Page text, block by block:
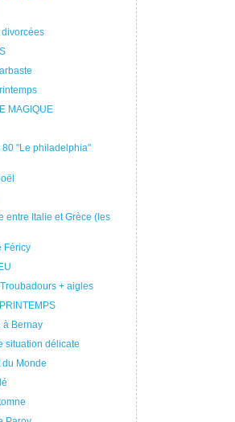
MAGIQUE
"Le philadelphia"
entre Italie et Grèce (les
Féricy
+ aigles
à Bernay
situation délicate
Monde